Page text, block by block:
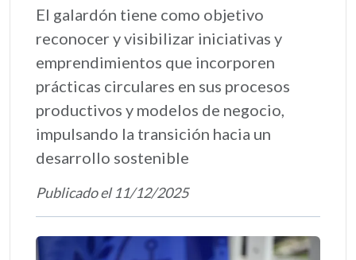
El galardón tiene como objetivo
reconocer y visibilizar iniciativas y
emprendimientos que incorporen
prácticas circulares en sus procesos
productivos y modelos de negocio,
impulsando la transición hacia un
desarrollo sostenible
Publicado el 11/12/2025